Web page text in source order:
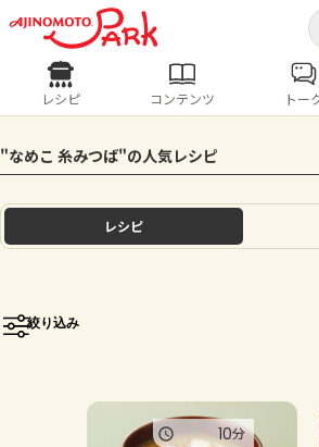
ログインするとレシピを保
ログイン
ホーム
トーク
レシピ
人気の食材・レシピ
きゅうり なす トマト と
レシピ コンテンツ トー
"なめこ 糸みつば"の人気レシピ
レシピ
絞り込み
10分